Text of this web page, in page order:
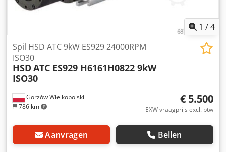
1 /4
Gorzów Wielkopolski
786 km
Spil HSD ATC 9kW ES929 24000RPM
ISO30
HSDATC ES929 H6161H0822 9kW
ISO30
€ 5.500
EXW vraagprijs excl. btw
Aanvragen Bellen